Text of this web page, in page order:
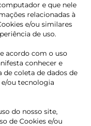
e que nele
relacionadas à
e/ou similares
de uso.
acordo com o uso
conhecer e
coleta de dados de
ou tecnologia
do nosso site,
de Cookies e/ou